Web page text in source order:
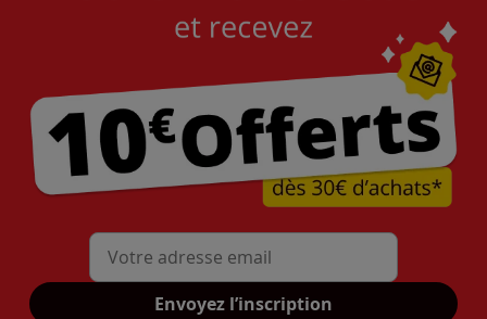
Mon adresse mail
Envoyez l’inscription